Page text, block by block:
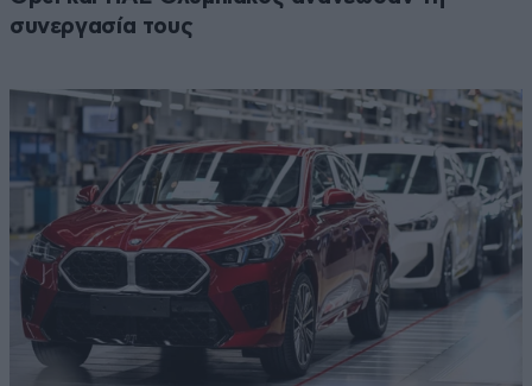
συνεργασία τους